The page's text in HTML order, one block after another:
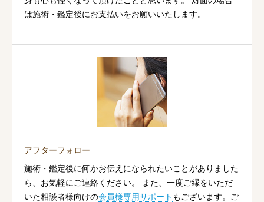
は施術・鑑定後にお支払いをお願いいたします。
アフターフォロー
施術・鑑定後に何かお伝えになられたいことがありました
ら、お気軽にご連絡ください。 また、一度ご縁をいただ
いた相談者様向けの会員様専用サポート もございます。ご